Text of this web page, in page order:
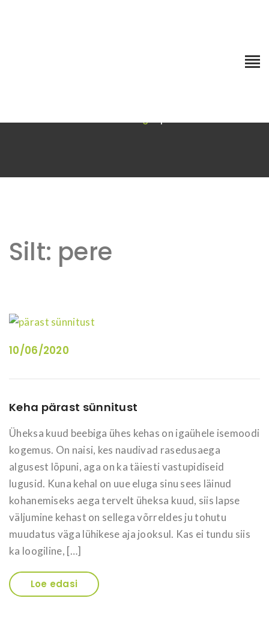
Silt: pere
10/06/2020
Keha pärast sünnitust
Üheksa kuud beebiga ühes kehas on igaühele isemoodi
kogemus. On naisi, kes naudivad rasedusaega
algusest lõpuni, aga on ka täiesti vastupidiseid
lugusid. Kuna kehal on uue eluga sinu sees läinud
kohanemiseks aega tervelt üheksa kuud, siis lapse
väljumine kehast on sellega võrreldes ju tohutu
muudatus väga lühikese aja jooksul. Kas ei tundu siis
ka loogiline, […]
Loe edasi